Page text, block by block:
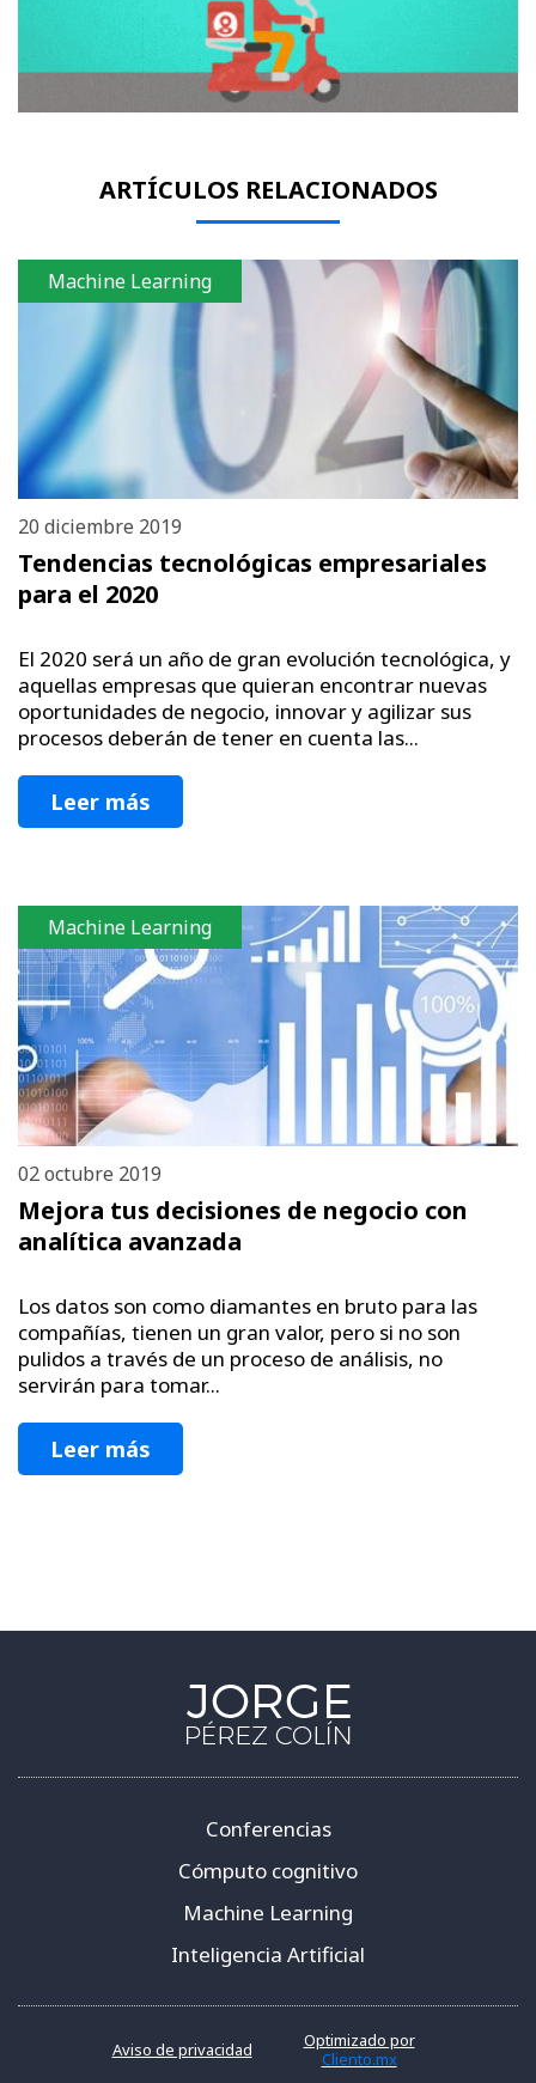
ARTÍCULOS RELACIONADOS
Machine Learning
20 diciembre 2019
Tendencias tecnológicas empresariales
para el 2020
El 2020 será un año de gran evolución tecnológica, y
aquellas empresas que quieran encontrar nuevas
oportunidades de negocio, innovar y agilizar sus
procesos deberán de tener en cuenta las...
Leer más
Machine Learning
02 octubre 2019
Mejora tus decisiones de negocio con
analítica avanzada
Los datos son como diamantes en bruto para las
compañías, tienen un gran valor, pero si no son
pulidos a través de un proceso de análisis, no
servirán para tomar...
Leer más
Conferencias
Cómputo cognitivo
Machine Learning
Inteligencia Artificial
Aviso de privacidad
Optimizado por
Cliento.mx